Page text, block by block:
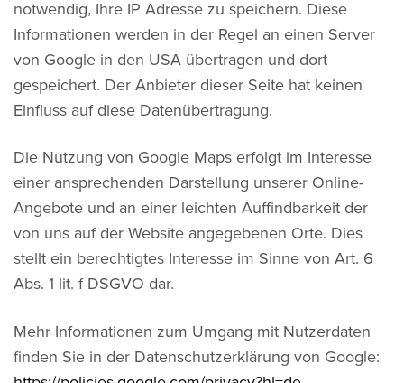
notwendig, Ihre IP Adresse zu speichern. Diese
Informationen werden in der Regel an einen Server
von Google in den USA übertragen und dort
gespeichert. Der Anbieter dieser Seite hat keinen
Einfluss auf diese Datenübertragung.
Die Nutzung von Google Maps erfolgt im Interesse
einer ansprechenden Darstellung unserer Online-
Angebote und an einer leichten Auffindbarkeit der
von uns auf der Website angegebenen Orte. Dies
stellt ein berechtigtes Interesse im Sinne von Art. 6
Abs. 1 lit. f DSGVO dar.
Mehr Informationen zum Umgang mit Nutzerdaten
finden Sie in der Datenschutzerklärung von Google: